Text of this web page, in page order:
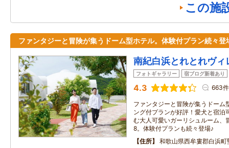
この施
ファンタジーと冒険が集うドーム型ホテル。体験付プラン続々登
南紀白浜とれとれヴィ
フォトギャラリー 宿ブログ新着あり
4.3 663件
ファンタジーと冒険が集うドーム
ング付プランが好評！愛犬と宿泊
む大人可愛いガーリシュルーム、
8。体験付プランも続々登場♪
住所
和歌山県西牟婁郡白浜